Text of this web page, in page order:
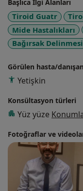
Hastanesi'nde görev
arasında; Anal
Rektum hastalıkları,
kemoterapi (HİPEK)
Başlıca İlgi Alanları
Tiroid Guatr
Mide Hastalıkları
Bağırsak Delinmesi
Görülen hasta/
Yetişkin
Konsültasyon türleri
Yüz yüze
Fotoğraflar ve